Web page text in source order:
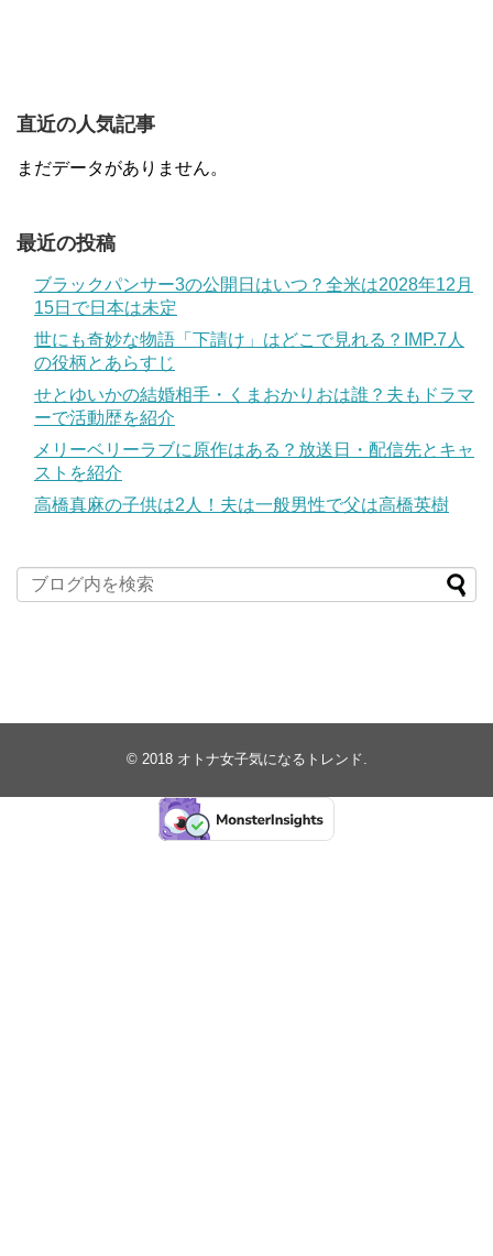
直近の人気記事
まだデータがありません。
最近の投稿
ブラックパンサー3の公開日はいつ？全米は2028年12月
15日で日本は未定
世にも奇妙な物語「下請け」はどこで見れる？IMP.7人
の役柄とあらすじ
せとゆいかの結婚相手・くまおかりおは誰？夫もドラマ
ーで活動歴を紹介
メリーベリーラブに原作はある？放送日・配信先とキャ
ストを紹介
高橋真麻の子供は2人！夫は一般男性で父は高橋英樹
© 2018 オトナ女子気になるトレンド.